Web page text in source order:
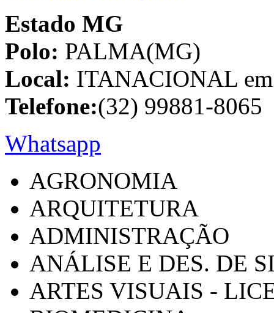
Estado MG
Polo: PALMA(MG)
Local: ITANACIONAL
Telefone:(32) 99881-8065
Whatsapp
AGRONOMIA
ARQUITETURA
ADMINISTRAÇÃO
ANÁLISE E DES. DE
ARTES VISUAIS -